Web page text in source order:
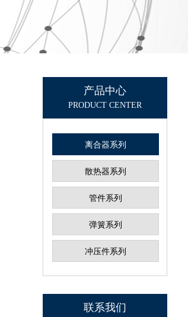
产品中心
PRODUCT CENTER
离合器系列
散热器系列
管件系列
弹簧系列
冲压件系列
联系我们